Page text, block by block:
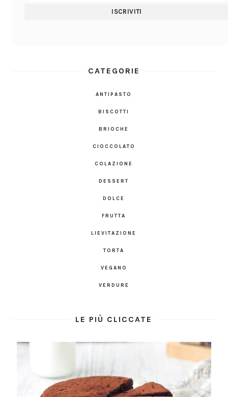
CATEGORIE
ANTIPASTO
BISCOTTI
BRIOCHE
CIOCCOLATO
COLAZIONE
DESSERT
DOLCE
FRUTTA
LIEVITAZIONE
TORTA
VEGANO
VERDURE
LE PIÙ CLICCATE